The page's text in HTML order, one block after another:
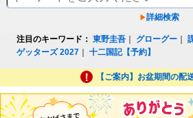
詳細検索
注目のキーワード： 東野圭吾 グローグー ｜
ゲッターズ 2027 ｜十二国記【予約】
【ご案内】お盆期間の配